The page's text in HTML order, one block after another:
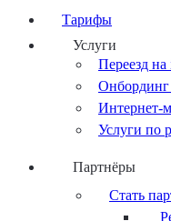
Тарифы
Услуги
Переезд на
Онбординг
Интернет-
Услуги по
Партнёры
Стать